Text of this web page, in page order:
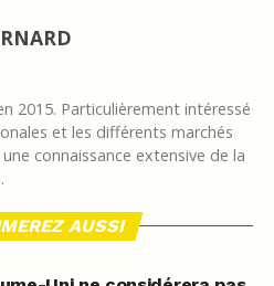
2015. Particulièrement intéressé
et les différents marchés
connaissance extensive de la
AUSSI